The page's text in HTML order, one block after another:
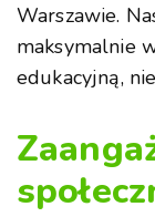
Warszawie.
maksymalnie
edukacyjną,